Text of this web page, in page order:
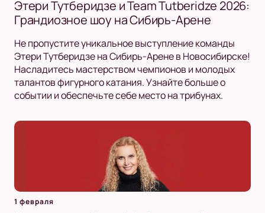
Этери Тутберидзе и Team Tutberidze 2026:
Грандиозное шоу на Сибирь-Арене
Не пропустите уникальное выступление команды
Этери Тутберидзе на Сибирь-Арене в Новосибирске!
Насладитесь мастерством чемпионов и молодых
талантов фигурного катания. Узнайте больше о
событии и обеспечьте себе место на трибунах.
1 февраля